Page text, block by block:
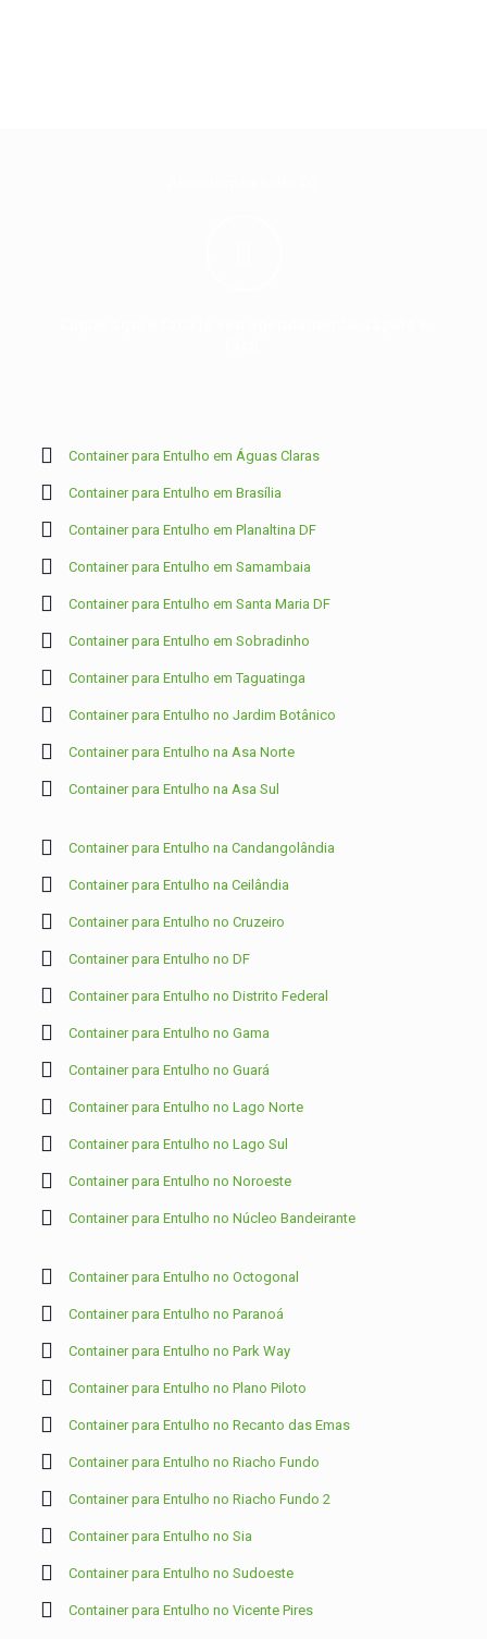
Container para Entulho em Águas Claras
Container para Entulho em Brasília
Container para Entulho em Planaltina DF
Container para Entulho em Samambaia
Container para Entulho em Santa Maria DF
Container para Entulho em Sobradinho
Container para Entulho em Taguatinga
Container para Entulho no Jardim Botânico
Container para Entulho na Asa Norte
Container para Entulho na Asa Sul
Container para Entulho na Candangolândia
Container para Entulho na Ceilândia
Container para Entulho no Cruzeiro
Container para Entulho no DF
Container para Entulho no Distrito Federal
Container para Entulho no Gama
Container para Entulho no Guará
Container para Entulho no Lago Norte
Container para Entulho no Lago Sul
Container para Entulho no Noroeste
Container para Entulho no Núcleo Bandeirante
Container para Entulho no Octogonal
Container para Entulho no Paranoá
Container para Entulho no Park Way
Container para Entulho no Plano Piloto
Container para Entulho no Recanto das Emas
Container para Entulho no Riacho Fundo
Container para Entulho no Riacho Fundo 2
Container para Entulho no Sia
Container para Entulho no Sudoeste
Container para Entulho no Vicente Pires